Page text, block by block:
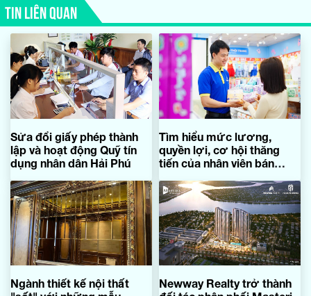
TIN LIÊN QUAN
Sửa đổi giấy phép thành
lập và hoạt động Quỹ tín
dụng nhân dân Hải Phú
Tìm hiểu mức lương,
quyền lợi, cơ hội thăng
tiến của nhân viên bán
Ngành thiết kế nội thất
Newway Realty trở thành